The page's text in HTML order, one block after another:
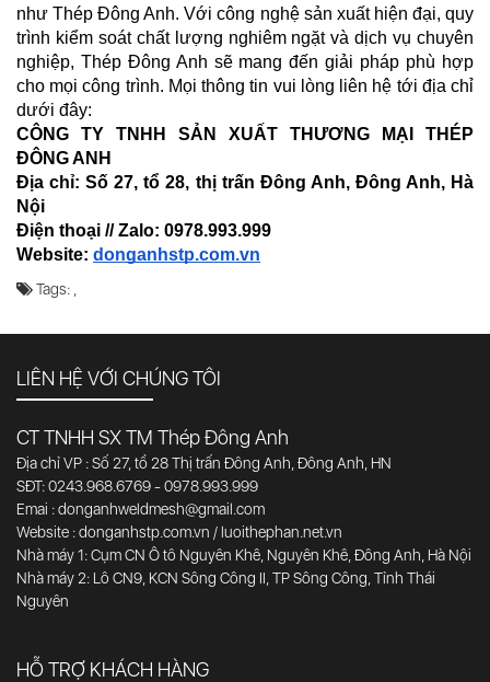
như Thép Đông Anh. Với công nghệ sản xuất hiện đại, quy
trình kiểm soát chất lượng nghiêm ngặt và dịch vụ chuyên
nghiệp, Thép Đông Anh sẽ mang đến giải pháp phù hợp
cho mọi công trình. Mọi thông tin vui lòng liên hệ tới địa chỉ
dưới đây:
CÔNG TY TNHH SẢN XUẤT THƯƠNG MẠI THÉP
ĐÔNG ANH
Địa chỉ: Số 27, tổ 28, thị trấn Đông Anh, Đông Anh, Hà
Nội
Điện thoại // Zalo: 0978.993.999
Website: donganhstp.com.vn
Tags:
LIÊN HỆ VỚI CHÚNG TÔI
CT TNHH SX TM Thép Đông Anh
Địa chỉ VP : Số 27, tổ 28 Thị trấn Đông Anh, Đông Anh, HN
SĐT: 0243.968.6769 - 0978.993.999
Emai : donganhweldmesh@gmail.com
Website : donganhstp.com.vn / luoithephan.net.vn
Nhà máy 1: Cụm CN Ô tô Nguyên Khê, Nguyên Khê, Đông Anh, Hà Nội
Nhà máy 2: Lô CN9, KCN Sông Công II, TP Sông Công, Tỉnh Thái
Nguyên
HỖ TRỢ KHÁCH HÀNG